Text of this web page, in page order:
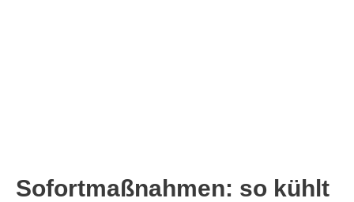
Sofortmaßnahmen: so kühlt